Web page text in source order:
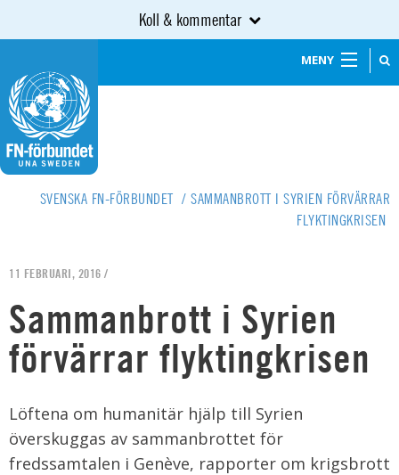
Koll & kommentar
MENY
SVENSKA FN-FÖRBUNDET / SAMMANBROTT I SYRIEN FÖRVÄRRAR
FLYKTINGKRISEN
11 FEBRUARI, 2016 /
Sammanbrott i Syrien
förvärrar flyktingkrisen
Löftena om humanitär hjälp till Syrien
överskuggas av sammanbrottet för
fredssamtalen i Genève, rapporter om krigsbrott